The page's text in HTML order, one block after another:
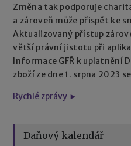
Změna tak podporuje
a zároveň může přispět ke
Aktualizovaný přístup
větší právní jistotu při
Informace GFŘ k uplatnění
zboží ze dne 1. srpna 2023
Rychlé zprávy ►
Daňový kalendář